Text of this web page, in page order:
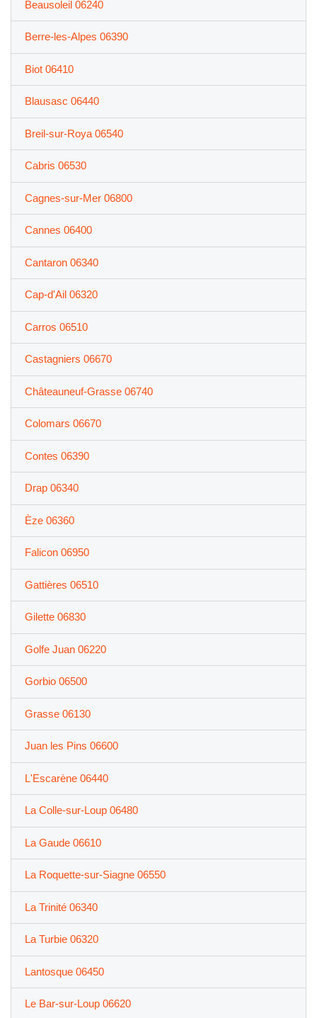
Beausoleil 06240
Berre-les-Alpes 06390
Biot 06410
Blausasc 06440
Breil-sur-Roya 06540
Cabris 06530
Cagnes-sur-Mer 06800
Cannes 06400
Cantaron 06340
Cap-d'Ail 06320
Carros 06510
Castagniers 06670
Châteauneuf-Grasse 06740
Colomars 06670
Contes 06390
Drap 06340
Èze 06360
Falicon 06950
Gattières 06510
Gilette 06830
Golfe Juan 06220
Gorbio 06500
Grasse 06130
Juan les Pins 06600
L'Escarène 06440
La Colle-sur-Loup 06480
La Gaude 06610
La Roquette-sur-Siagne 06550
La Trinité 06340
La Turbie 06320
Lantosque 06450
Le Bar-sur-Loup 06620